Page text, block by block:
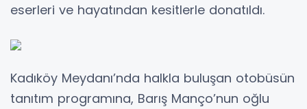
eserleri ve hayatından kesitlerle donatıldı.
Kadıköy Meydanı’nda halkla buluşan otobüsün
tanıtım programına, Barış Manço’nun oğlu